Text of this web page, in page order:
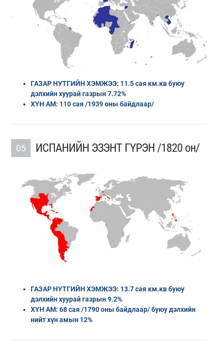
ГАЗАР НУТГИЙН ХЭМЖЭЭ: 11.5 сая км.кв буюу
дэлхийн хуурай газрын 7.72%
ХҮН АМ: 110 сая /1939 оны байдлаар/
05 ИСПАНИЙН ЭЗЭНТ ГҮРЭН /1820 он/
ГАЗАР НУТГИЙН ХЭМЖЭЭ: 13.7 сая км.кв буюу
дэлхийн хуурай газрын 9.2%
ХҮН АМ: 68 сая /1790 оны байдлаар/ буюу дэлхийн
нийт хүн амын 12%